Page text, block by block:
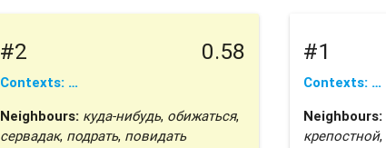
#2 0.58
Contexts: …
Neighbours: куда-нибудь, обижаться,
сервадак, подрать, повидать
#1
Contexts: …
Neighbours:
крепостной,